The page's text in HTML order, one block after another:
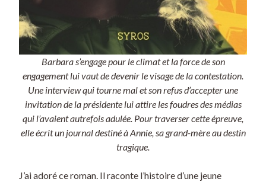
Barbara s’engage pour le climat et la force de son
engagement lui vaut de devenir le visage de la contestation.
Une interview qui tourne mal et son refus d’accepter une
invitation de la présidente lui attire les foudres des médias
qui l’avaient autrefois adulée. Pour traverser cette épreuve,
elle écrit un journal destiné à Annie, sa grand-mère au destin
tragique.
J’ai adoré ce roman. Il raconte l’histoire d’une jeune